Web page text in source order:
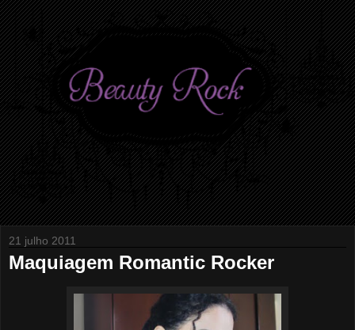
21 julho 2011
Maquiagem Romantic Rocker